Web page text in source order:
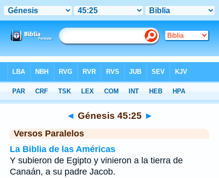
>Génesis Capítulo 45 > Verso 25
◄ Génesis 45:25 ►
Versos Paralelos
La Biblia de las Américas
Y subieron de Egipto y vinieron a la tierra de
Canaán, a su padre Jacob.